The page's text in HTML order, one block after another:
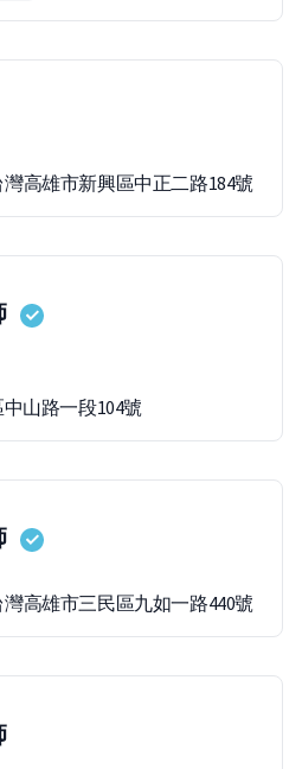
灣高雄市新興區中正二路184號
山路一段104號
灣高雄市三民區九如一路440號